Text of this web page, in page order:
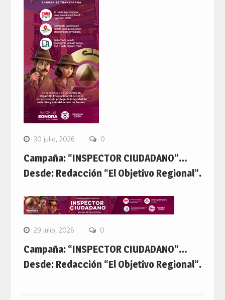
30 julio, 2026 0
Campaña: “INSPECTOR CIUDADANO”…
Desde: Redacción “El Objetivo Regional”.
29 julio, 2026 0
Campaña: “INSPECTOR CIUDADANO”…
Desde: Redacción “El Objetivo Regional”.